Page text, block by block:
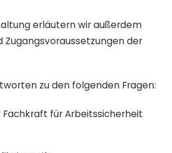
erläutern wir außerdem
Zugangsvoraussetzungen der
zu den folgenden Fragen:
für Arbeitssicherheit